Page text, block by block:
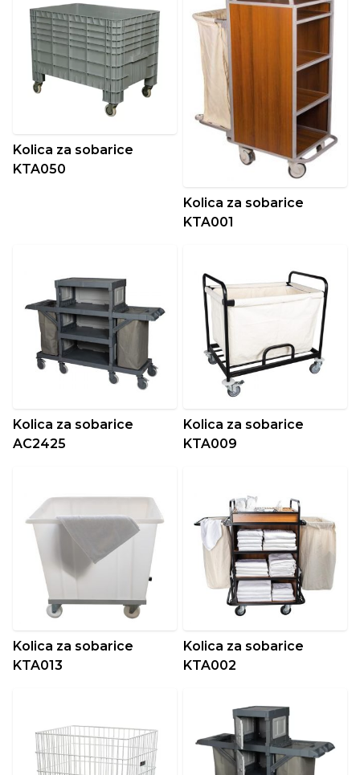
Kolica za sobarice
KTA050
Kolica za sobarice
KTA001
Kolica za sobarice
AC2425
Kolica za sobarice
KTA009
Kolica za sobarice
KTA013
Kolica za sobarice
KTA002